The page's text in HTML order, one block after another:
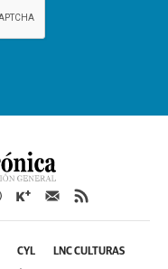
CYL LNC CULTURAS